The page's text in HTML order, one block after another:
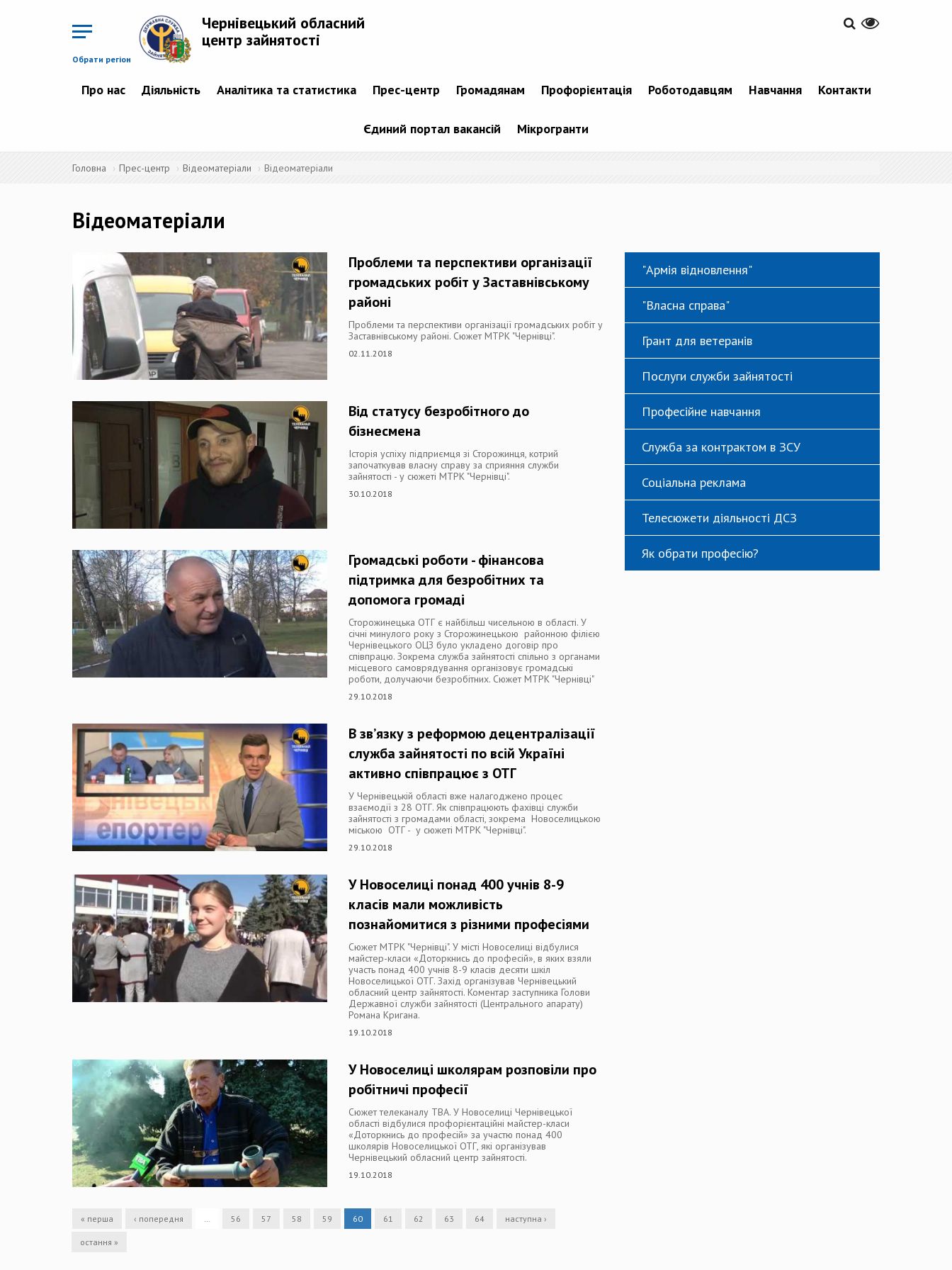
Обрати регіон
Чернівецький обласний
центр зайнятості
Про нас Діяльність Аналітика та статистика Прес-центр Громадянам Профорієнтація Роботодавцям Навчання Контакти
Єдиний портал вакансій Мікрогранти
Головна Прес-центр Відеоматеріали Відеоматеріали
Відеоматеріали
Проблеми та перспективи організації
громадських робіт у Заставнівському
районі
Проблеми та перспективи організації громадських робіт у
Заставнівському районі. Сюжет МТРК "Чернівці".
02.11.2018
Від статусу безробітного до
бізнесмена
Історія успіху підприємця зі Сторожинця, котрий
започаткував власну справу за сприяння служби
зайнятості - у сюжеті МТРК "Чернівці".
30.10.2018
Громадські роботи - фінансова
підтримка для безробітних та
допомога громаді
Сторожинецька ОТГ є найбільш чисельною в області. У
січні минулого року з Сторожинецькою районною філією
Чернівецького ОЦЗ було укладено договір про
співпрацю. Зокрема служба зайнятості спільно з органами
місцевого самоврядування організовує громадські
роботи, долучаючи безробітних. Сюжет МТРК "Чернівці"
29.10.2018
В зв’язку з реформою децентралізації
служба зайнятості по всій Україні
активно співпрацює з ОТГ
У Чернівецькій області вже налагоджено процес
взаємодії з 28 ОТГ. Як співпрацюють фахівці служби
зайнятості з громадами області, зокрема Новоселицькою
міською ОТГ - у сюжеті МТРК "Чернівці".
29.10.2018
У Новоселиці понад 400 учнів 8-9
класів мали можливість
познайомитися з різними професіями
Сюжет МТРК "Чернівці". У місті Новоселиці відбулися
майстер-класи «Доторкнись до професій», в яких взяли
участь понад 400 учнів 8-9 класів десяти шкіл
Новоселицької ОТГ. Захід організував Чернівецький
обласний центр зайнятості. Коментар заступника Голови
Державної служби зайнятості (Центрального апарату)
Романа Кригана.
19.10.2018
У Новоселиці школярам розповіли про
робітничі професії
Сюжет телеканалу ТВА. У Новоселиці Чернівецької
області відбулися профорієнтаційні майстер-класи
«Доторкнись до професій» за участю понад 400
школярів Новоселицької ОТГ, які організував
Чернівецький обласний центр зайнятості.
19.10.2018
« перша ‹ попередня 56 57 58 59 60 61 62 63 64 наступна ›
остання »
"Армія відновлення"
"Власна справа"
Грант для ветеранів
Послуги служби зайнятості
Професійне навчання
Служба за контрактом в ЗСУ
Соціальна реклама
Телесюжети діяльності ДСЗ
Як обрати професію?